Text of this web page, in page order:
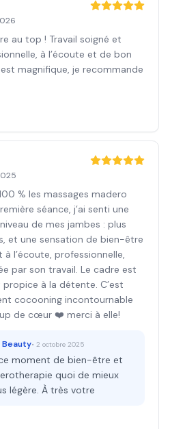
au top ! Travail soigné et
à l’écoute et de bon
magnifique, je recommande
% les massages madero
séance, j’ai senti une
de mes jambes : plus
et une sensation de bien-être
l’écoute, professionnelle,
par son travail. Le cadre est
à la détente. C’est
cocooning incontournable
de cœur ❤️ merci à elle!
Beauty• 2 octobre 2025
moment de bien-être et
quoi de mieux
légère. À très votre